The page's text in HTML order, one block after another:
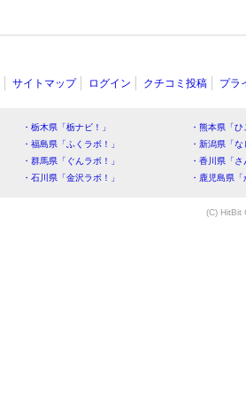
サイトマップ ログイン クチコミ投稿 プラ
・栃木県「栃ナビ！」
・熊本県「
・福島県「ふくラボ！」
・新潟県「
・群馬県「ぐんラボ！」
・香川県「
・石川県「金沢ラボ！」
・鹿児島県
(C) HitBit